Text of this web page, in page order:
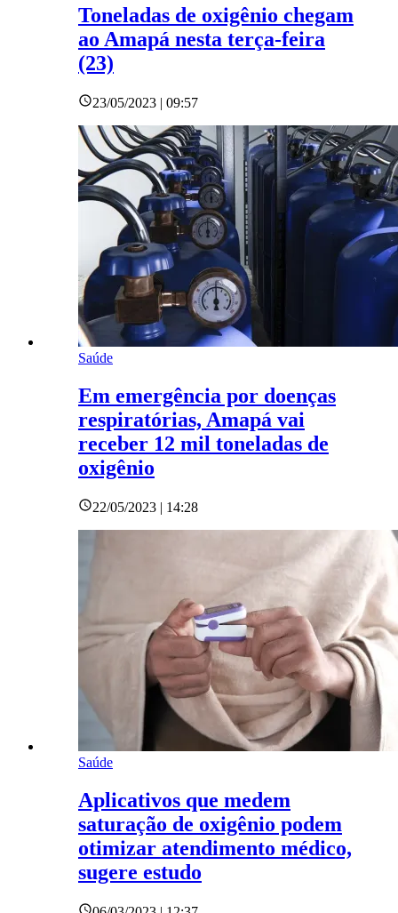
Toneladas de oxigênio chegam
ao Amapá nesta terça-feira
(23)
23/05/2023 | 09:57
Saúde
Em emergência por doenças
respiratórias, Amapá vai
receber 12 mil toneladas de
oxigênio
22/05/2023 | 14:28
Saúde
Aplicativos que medem
saturação de oxigênio podem
otimizar atendimento médico,
sugere estudo